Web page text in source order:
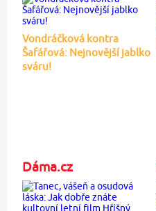
Vondráčková kontra
Šafářová: Nejnovější jablko
sváru!
Dáma.cz